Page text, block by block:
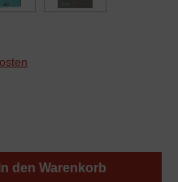
von 5 Sternen
In den Warenkorb